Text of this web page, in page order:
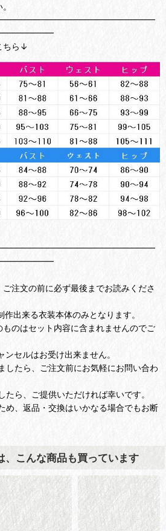
ちら↓
ご注文の前に必ず最後までお読みくださ
出来る衣装本体のみとなります。
のはセット内容に含まれませんのでご
セルはお受け出来ません。
したら、ご注文前にお気軽にお問い合わ
ら、ご提供いただければ幸いです。
め、返品・交換はいかなる場合でもお断
、こんな商品も買っています